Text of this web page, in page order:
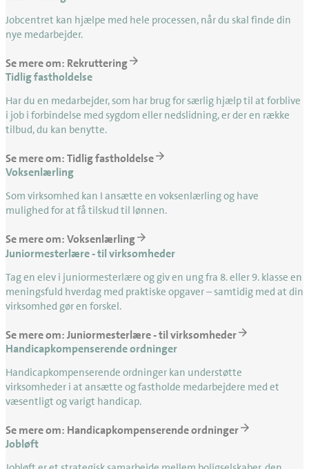
Jobcentret kan hjælpe med hele processen, når du skal finde din
nye medarbejder.
Se mere om: Rekruttering
Tidlig fastholdelse
Har du en medarbejder, som har brug for særlig hjælp til at forblive
i job i forbindelse med sygdom eller nedslidning, er der en række
tilbud, du kan benytte.
Se mere om: Tidlig fastholdelse
Voksenlærling
Som virksomhed kan I ansætte en voksenlærling og have
mulighed for at få tilskud til lønnen.
Se mere om: Voksenlærling
Juniormesterlære - til virksomheder
Tag en elev i juniormesterlære og giv en ung fra 8. eller 9. klasse en
meningsfuld hverdag med praktiske opgaver – samtidig med at din
virksomhed gør en forskel.
Se mere om: Juniormesterlære - til virksomheder
Handicapkompenserende ordninger
Handicapkompenserende ordninger kan understøtte
virksomheder i at ansætte og fastholde medarbejdere med et
væsentligt og varigt handicap.
Se mere om: Handicapkompenserende ordninger
Jobløft